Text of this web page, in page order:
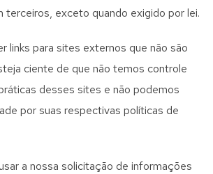
terceiros, exceto quando exigido por lei.
links para sites externos que não são
ciente de que não temos controle
desses sites e não podemos
por suas respectivas políticas de
a nossa solicitação de informações